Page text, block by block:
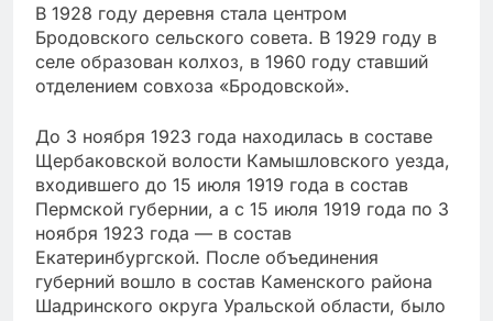
В 1928 году деревня стала центром
Бродовского сельского совета. В 1929 году в
селе образован колхоз, в 1960 году ставший
отделением совхоза «Бродовской».
До 3 ноября 1923 года находилась в составе
Щербаковской волости Камышловского уезда,
входившего до 15 июля 1919 года в состав
Пермской губернии, а с 15 июля 1919 года по 3
ноября 1923 года — в состав
Екатеринбургской. После объединения
губерний вошло в состав Каменского района
Шадринского округа Уральской области, было